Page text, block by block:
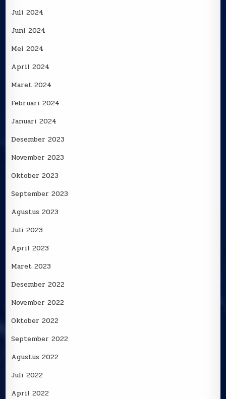
Juli 2024
Juni 2024
Mei 2024
April 2024
Maret 2024
Februari 2024
Januari 2024
Desember 2023
November 2023
Oktober 2023
September 2023
Agustus 2023
Juli 2023
April 2023
Maret 2023
Desember 2022
November 2022
Oktober 2022
September 2022
Agustus 2022
Juli 2022
April 2022